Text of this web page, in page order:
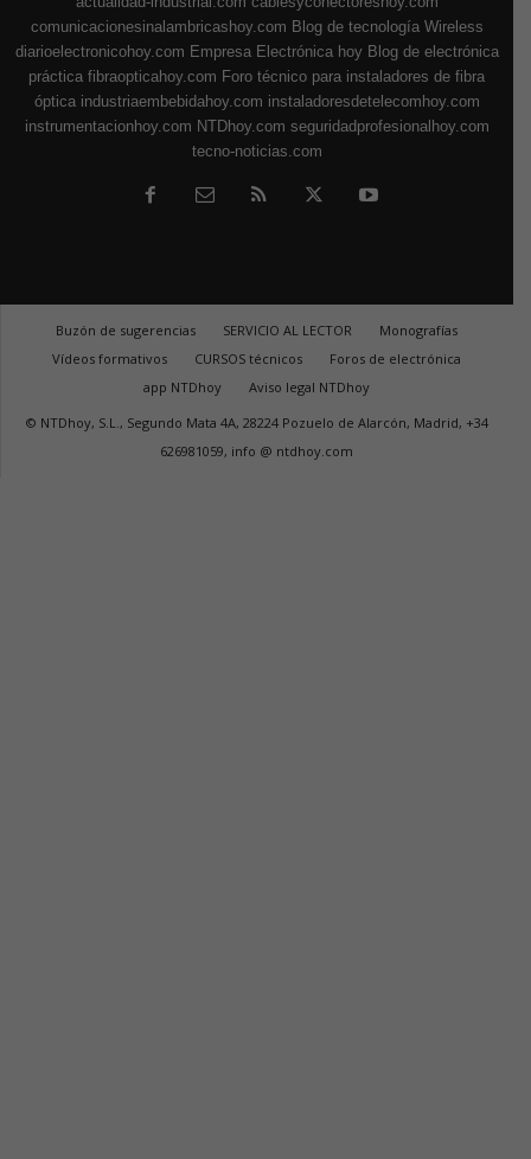
comunicacionesinalambricashoy.com Blog de tecnología Wireless
diarioelectronicohoy.com Empresa Electrónica hoy Blog de electrónica
práctica fibraopticahoy.com Foro técnico para instaladores de fibra
óptica industriaembebidahoy.com instaladoresdetelecomhoy.com
instrumentacionhoy.com NTDhoy.com seguridadprofesionalhoy.com
tecno-noticias.com
Buzón de sugerencias SERVICIO AL LECTOR
Monografías
Vídeos formativos
CURSOS técnicos
Foros de electrónica
app NTDhoy
Aviso legal NTDhoy
© NTDhoy, S.L., Segundo Mata 4A, 28224 Pozuelo de Alarcón, Madrid, +34
626981059, info @ ntdhoy.com